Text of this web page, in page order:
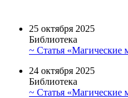
25 октября 2025
Библиотека
~ Статья «Магические
24 октября 2025
Библиотека
~ Статья «Магические